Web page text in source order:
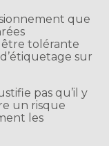
que
être tolérante
sur
pas qu’il y
un risque
les